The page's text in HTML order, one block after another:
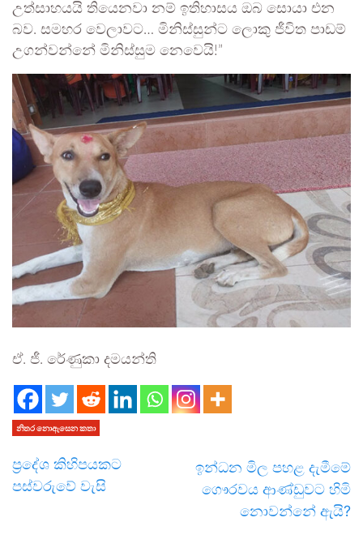
උත්සාහයයි තියෙනවා නම් ඉතිහාසය ඔබ සොයා එන
බව. සමහර වෙලාවට… මිනිස්සුන්ට ලොකු ජීවිත පාඩම්
උගන්වන්නේ මිනිස්සුම නෙවෙයි!”
ඒ. ජී. රේණුකා දමයන්ති
නිතර නොඇසෙන කතා
ප්‍රදේශ කිහිපයකට
පස්වරුවේ වැසි
ඉන්ධන මිල පහළ දැමීමේ
ගෞරවය ආණ්ඩුවට හිමි
නොවන්නේ ඇයි?